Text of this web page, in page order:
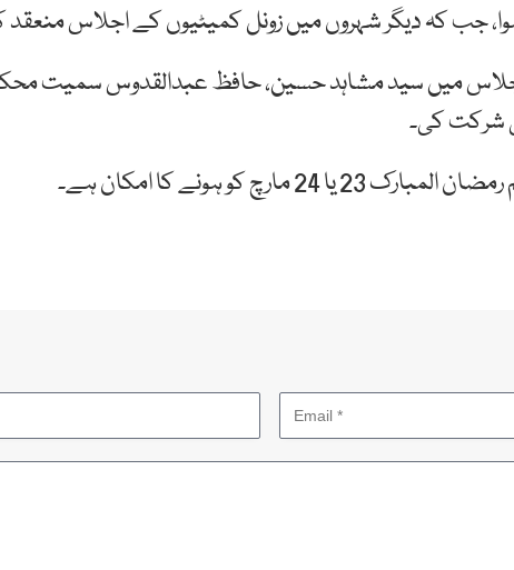
جب کہ دیگر شہروں میں زونل کمیٹیوں کے اجلاس
میں سید مشاہد حسین، حافظ عبدالقدوس سمیت
شرکت کی۔
کو ہونے کا امکان ہے۔